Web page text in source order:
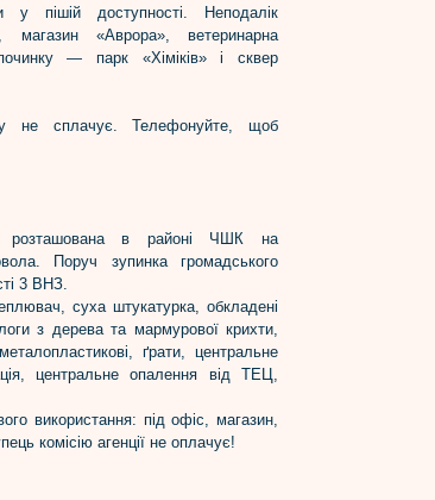
пішій доступності. Неподалік
магазин «Аврора», ветеринарна
— парк «Хіміків» і сквер
не сплачує. Телефонуйте, щоб
розташована в районі ЧШК на
Поруч зупинка громадського
3 ВНЗ.
суха штукатурка, обкладені
з дерева та мармурової крихти,
ґрати, центральне
центральне опалення від ТЕЦ,
використання: під офіс, магазин,
комісію агенції не оплачує!